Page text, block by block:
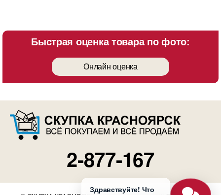
Быстрая оценка товара по фото:
Онлайн оценка
2-877-167
Здравствуйте! Что